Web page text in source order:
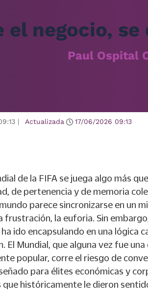
el negocio,
Paul Ospital
| Actualizada 17/06/2026 09:13
de la FIFA se juega algo más
de pertenencia y de memoria
parece sincronizarse en un
frustración, la euforia. Sin
ha ido encapsulando en una lógica
El Mundial, que alguna vez fue una
popular, corre el riesgo de
para élites económicas y
que históricamente le dieron